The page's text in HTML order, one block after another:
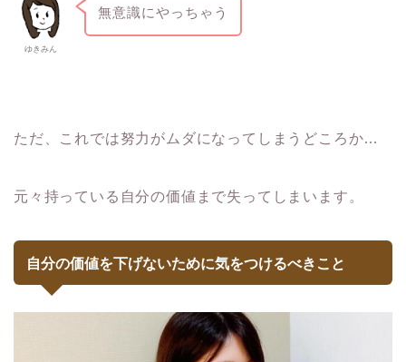
ゆきみん
無意識にやっちゃう
ただ、これでは努力がムダになってしまうどころか…
元々持っている自分の価値まで失ってしまいます。
自分の価値を下げないために気をつけるべきこと